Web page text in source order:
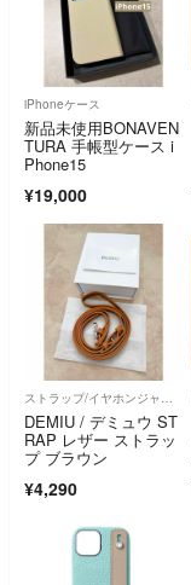
iPhoneケース
新品未使用BONAVEN
TURA 手帳型ケース i
Phone15
¥19,000
ストラップ/イヤホンジャック
DEMIU / デミュウ ST
RAP レザー ストラッ
プ ブラウン
¥4,290